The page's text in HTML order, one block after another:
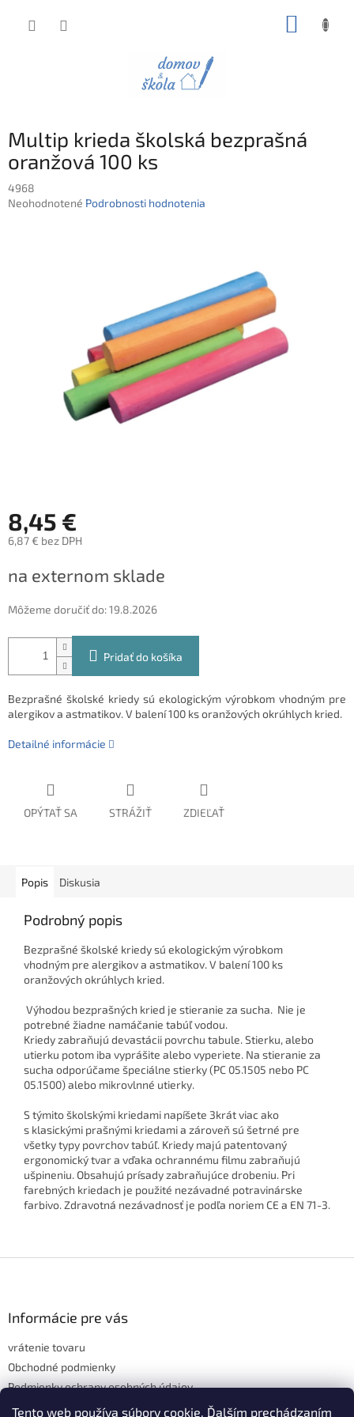
Tento web používa súbory cookie. Ďalším prechádzaním
Multip krieda školská bezprašná
oranžová 100 ks
4968
Priemerné
Neohodnotené Podrobnosti hodnotenia
8,45 €
6,87 € bez DPH
cena:
na externom sklade
Môžeme doručiť do:19.8.2026
Pridať do košíka
Bezprašné školské kriedy sú ekologickým výrobkom vhodným pre
alergikov a astmatikov. V balení 100 ks oranžových okrúhlych kried.
Detailné informácie
OPÝTAŤ SA STRÁŽIŤ ZDIEĽAŤ
Popis Diskusia
Podrobný popis
Bezprašné školské kriedy sú ekologickým výrobkom
vhodným pre alergikov a astmatikov. V balení 100 ks
oranžových okrúhlych kried.
Výhodou bezprašných kried je stieranie za sucha. Nie je
potrebné žiadne namáčanie tabúľ vodou.
Kriedy zabraňujú devastácii povrchu tabule. Stierku, alebo
utierku potom iba vyprášite alebo vyperiete. Na stieranie za
sucha odporúčame špeciálne stierky (PC 05.1505 nebo PC
05.1500) alebo mikrovlnné utierky.
S týmito školskými kriedami napíšete 3krát viac ako
s klasickými prašnými kriedami a zároveň sú šetrné pre
všetky typy povrchov tabúľ. Kriedy majú patentovaný
ergonomický tvar a vďaka ochrannému filmu zabraňujú
ušpineniu. Obsahujú prísady zabraňujúce drobeniu. Pri
farebných kriedach je použité nezávadné potravinárske
farbivo. Zdravotná nezávadnosť je podľa noriem CE a EN 71-3.
Informácie pre vás
vrátenie tovaru
Obchodné podmienky
Podmienky ochrany osobných údajov
Hodnotenie obchodu